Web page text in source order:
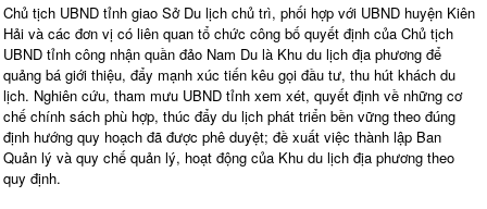
Chủ tịch UBND tỉnh giao Sở Du lịch chủ trì, phối hợp với UBND huyện Kiên
Hải và các đơn vị có liên quan tổ chức công bố quyết định của Chủ tịch
UBND tỉnh công nhận quần đảo Nam Du là Khu du lịch địa phương để
quảng bá giới thiệu, đẩy mạnh xúc tiến kêu gọi đầu tư, thu hút khách du
lịch. Nghiên cứu, tham mưu UBND tỉnh xem xét, quyết định về những cơ
chế chính sách phù hợp, thúc đẩy du lịch phát triển bền vững theo đúng
định hướng quy hoạch đã được phê duyệt; đề xuất việc thành lập Ban
Quản lý và quy chế quản lý, hoạt động của Khu du lịch địa phương theo
quy định.